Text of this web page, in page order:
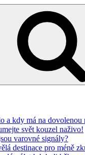
a kdy má na dovolenou
svět kouzel naživo!
varovné signály?
destinace pro méně